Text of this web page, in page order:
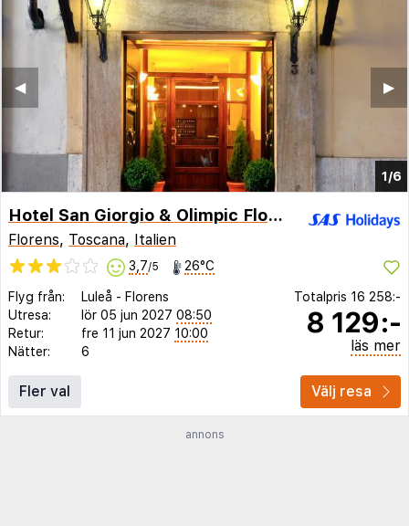
1/6
▶︎
◀︎
Hotel San Giorgio & Olimpic Florence
Florens, Toscana, Italien
3,7/5 26°C
Flyg från: Luleå - Florens
Utresa:
lör 05 jun 2027 08:50
Retur:
fre 11 jun 2027 10:00
Nätter:
6
Totalpris 16 258:-
8 129:-
läs mer
Fler val Välj resa
annons